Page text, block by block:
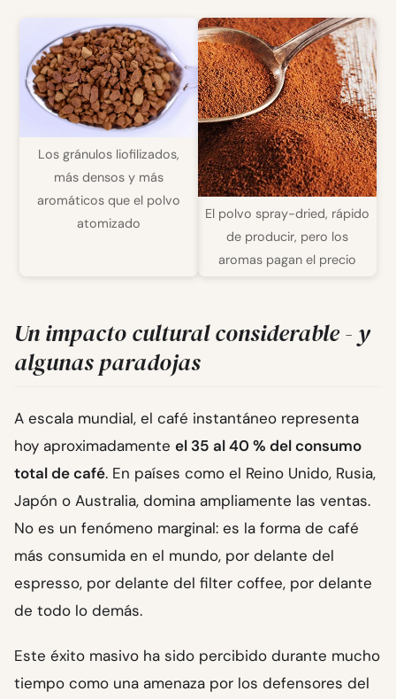
Los gránulos liofilizados,
más densos y más
aromáticos que el polvo
atomizado
El polvo spray-dried, rápido
de producir, pero los
aromas pagan el precio
Un impacto cultural considerable - y
algunas paradojas
A escala mundial, el café instantáneo representa
hoy aproximadamente el 35 al 40 % del consumo
total de café. En países como el Reino Unido, Rusia,
Japón o Australia, domina ampliamente las ventas.
No es un fenómeno marginal: es la forma de café
más consumida en el mundo, por delante del
espresso, por delante del filter coffee, por delante
de todo lo demás.
Este éxito masivo ha sido percibido durante mucho
tiempo como una amenaza por los defensores del